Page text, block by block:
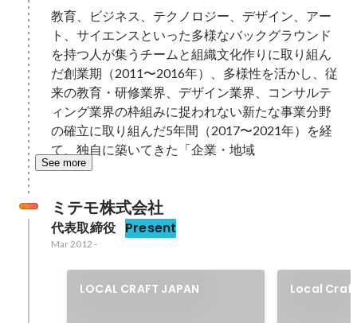
教育、ビジネス、テクノロジー、デザイン、アー
ト、サイエンスといった多様なバックグラウンド
を持つ人が集うチームと組織文化作りに取り組ん
だ創業期（2011〜2016年）、多様性を活かし、従
来の教育・研修業界、デザイン業界、コンサルテ
ィング業界の枠組みに捉われない新たな事業分野
の確立に取り組んだ5年間（2017〜2021年）を経
て、独自に築いてきた「企業・地域
See more
ミテモ株式会社
代表取締役 Present
Mar 2012 -
LOCAL CRAFT JAPAN Local